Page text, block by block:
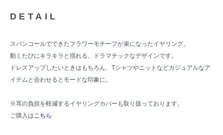
DETAIL
スパンコールでできたフラワーモチーフが束になったイヤリング。
動くたびにキラキラと揺れる、ドラマチックなデザインです。
ドレスアップしたいときはもちろん、Tシャツやニットなどカジュアルなア
イテムと合わせるとモードな印象に。
※耳の負担を軽減するイヤリングカバーも取り扱っております。
ご購入はこちら